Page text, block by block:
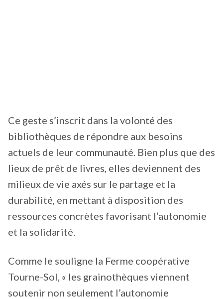
Ce geste s’inscrit dans la volonté des
bibliothèques de répondre aux besoins
actuels de leur communauté. Bien plus que des
lieux de prêt de livres, elles deviennent des
milieux de vie axés sur le partage et la
durabilité, en mettant à disposition des
ressources concrètes favorisant l’autonomie
et la solidarité.
Comme le souligne la Ferme coopérative
Tourne-Sol, « les grainothèques viennent
soutenir non seulement l’autonomie